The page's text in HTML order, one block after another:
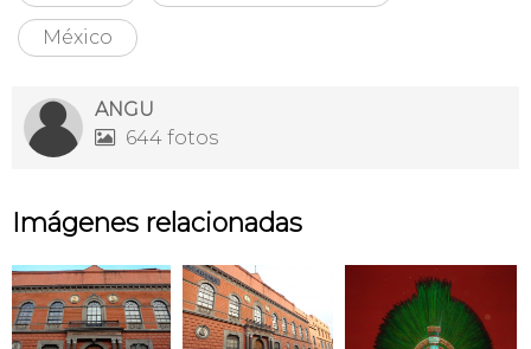
México
ANGU
 644 fotos
Imágenes relacionadas